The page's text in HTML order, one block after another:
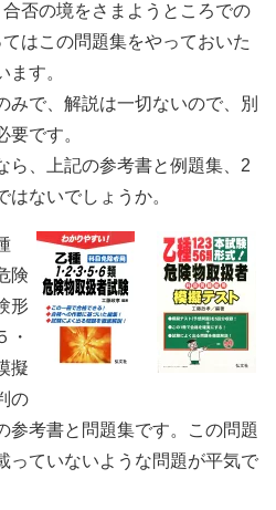
否の境をさまようところでの
はこの問題集をやっておいた
す。
で、解説は一切ないので、別
です。
、上記の参考書と例題集、2
ないでしょうか。
険
形
・
擬
の
参考書と問題集です。この問題
っていないような問題が平気で